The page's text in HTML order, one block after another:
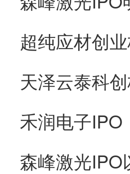
森峰激光